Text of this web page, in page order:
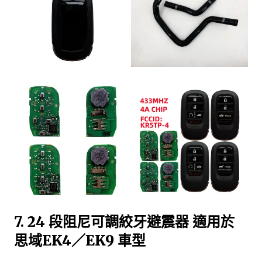
7. 24 段阻尼可調絞牙避震器 適用於
思域EK4／EK9 車型